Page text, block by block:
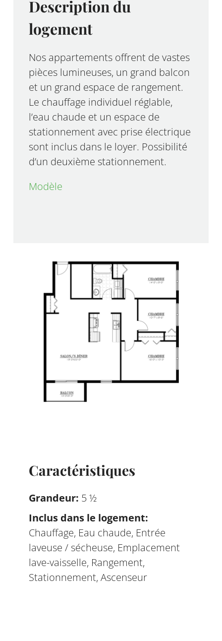
Description du
logement
Nos appartements offrent de vastes
pièces lumineuses, un grand balcon
et un grand espace de rangement.
Le chauffage individuel réglable,
l’eau chaude et un espace de
stationnement avec prise électrique
sont inclus dans le loyer. Possibilité
d’un deuxième stationnement.
Modèle
Caractéristiques
Grandeur: 5 ½
Inclus dans le logement:
Chauffage, Eau chaude, Entrée
laveuse / sécheuse, Emplacement
lave-vaisselle, Rangement,
Stationnement, Ascenseur